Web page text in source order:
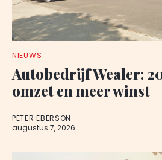
NIEUWS
Autobedrijf Wealer:
omzet en meer winst
PETER EBERSON
augustus 7, 2026